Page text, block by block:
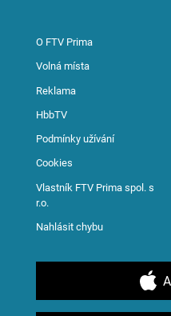
O FTV Prima
Volná místa
Reklama
HbbTV
Podmínky užívání
Cookies
Vlastník FTV Prima spol. s
r.o.
Nahlásit chybu